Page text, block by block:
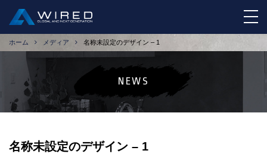
ホーム メディア 名称未設定のデザイン – 1
NEWS
名称未設定のデザイン – 1